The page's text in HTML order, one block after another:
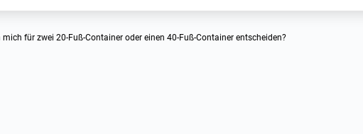
mich für zwei 20-Fuß-Container oder einen 40-Fuß-Container entscheiden?